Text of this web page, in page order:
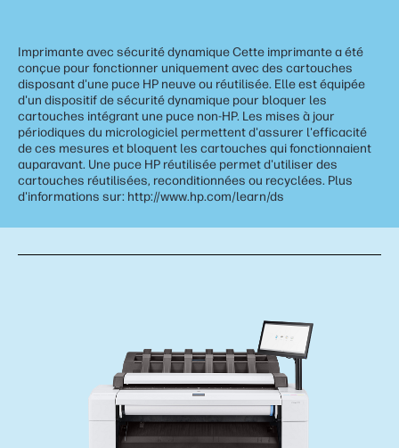
Imprimante avec sécurité dynamique Cette imprimante a été
conçue pour fonctionner uniquement avec des cartouches
disposant d'une puce HP neuve ou réutilisée. Elle est équipée
d'un dispositif de sécurité dynamique pour bloquer les
cartouches intégrant une puce non-HP. Les mises à jour
périodiques du micrologiciel permettent d'assurer l'efficacité
de ces mesures et bloquent les cartouches qui fonctionnaient
auparavant. Une puce HP réutilisée permet d'utiliser des
cartouches réutilisées, reconditionnées ou recyclées. Plus
d'informations sur: http://www.hp.com/learn/ds